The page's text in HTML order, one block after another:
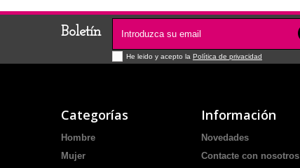
Boletín
He leido y acepto la Política de privacidad
Categorías
Hombre
Mujer
Información
Novedades
Contacte con nosotros